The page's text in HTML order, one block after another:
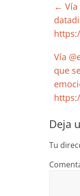
←
Vía
que
Deja
Tu